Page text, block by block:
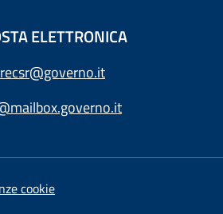
ELETTRONICA
cookie